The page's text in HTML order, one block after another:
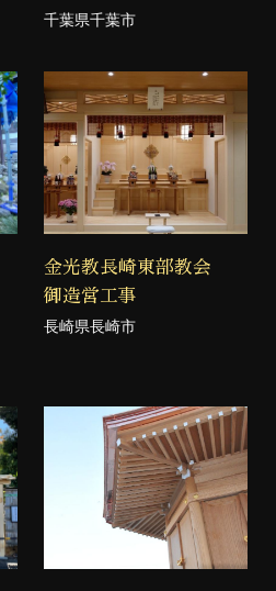
千葉県千葉市
金光教長崎東部教会
御造営工事
長崎県長崎市